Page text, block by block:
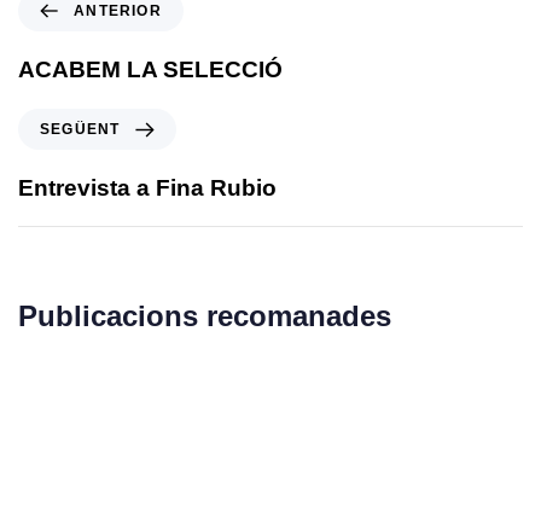
ANTERIOR
ACABEM LA SELECCIÓ
SEGÜENT
Entrevista a Fina Rubio
Publicacions recomanades